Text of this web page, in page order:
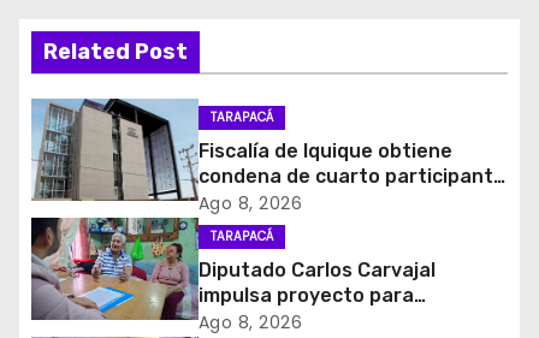
a
c
i
ó
n
d
e
Related Post
TARAPACÁ
Fiscalía de Iquique obtiene
condena de cuarto participante
en violento asalto a
comerciante
Ago 8, 2026
TARAPACÁ
Diputado Carlos Carvajal
impulsa proyecto para
homenajear en vida al campeón
Ago 8, 2026